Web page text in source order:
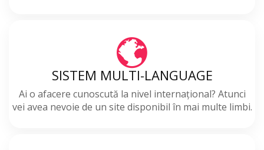
SISTEM MULTI-LANGUAGE
Ai o afacere cunoscută la nivel internațional? Atunci
vei avea nevoie de un site disponibil în mai multe limbi.